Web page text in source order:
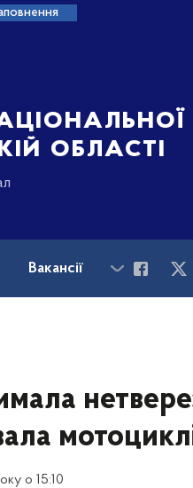
області
Вакансії
о 15:10